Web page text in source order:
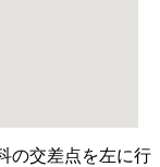
の交差点を左に行